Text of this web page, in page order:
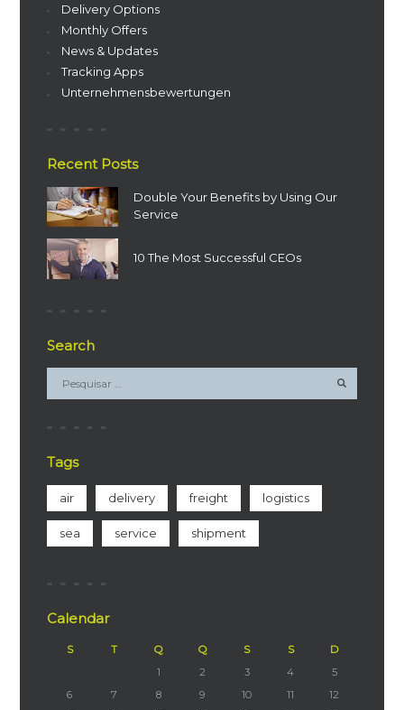
Delivery Options
Monthly Offers
News & Updates
Tracking Apps
Unternehmensbewertungen
Recent Posts
Double Your Benefits by Using Our
Service
10 The Most Successful CEOs
Search
Tags
air delivery freight logistics
sea service shipment
Calendar
S T Q Q S S
D
1
2 3 4
5
6
7 8 9 10 11
12